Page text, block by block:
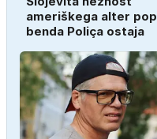
ameriškega alter pop
benda Poliça ostaja